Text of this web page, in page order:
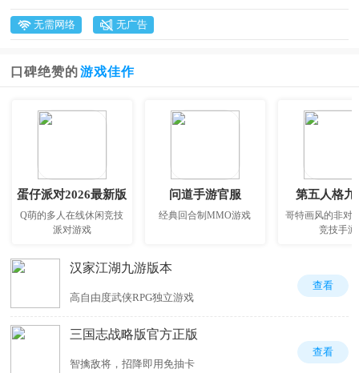
无需网络 无广告
口碑绝赞的 游戏佳作
蛋仔派对2026最新版
Q萌的多人在线休闲竞技
派对游戏
问道手游官服
经典回合制MMO游戏
第五人格九
哥特画风的非对
竞技手游
汉家江湖九游版本
高自由度武侠RPG独立游戏
查看
三国志战略版官方正版
智擒敌将，招降即用免抽卡
查看